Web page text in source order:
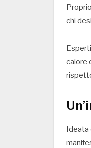
chi
calore
Ideata